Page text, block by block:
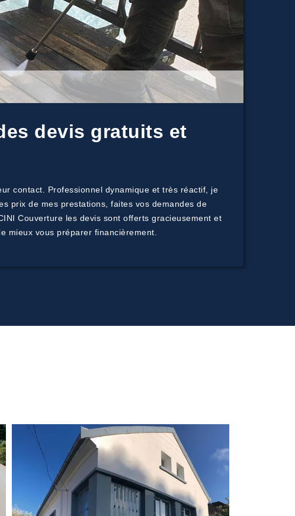
devis gratuits et
contact. Professionnel dynamique et très réactif, je
prix de mes prestations, faites vos demandes de
Couverture les devis sont offerts gracieusement et
mieux vous préparer financièrement.